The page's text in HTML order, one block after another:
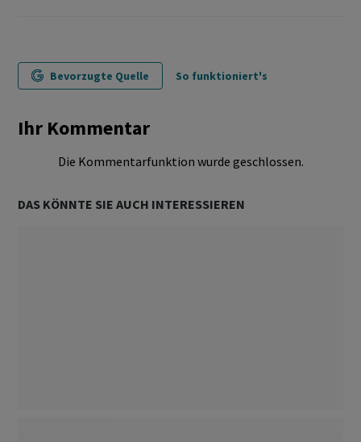
Bevorzugte Quelle So funktioniert's
Ihr Kommentar
Die Kommentarfunktion wurde geschlossen.
DAS KÖNNTE SIE AUCH INTERESSIEREN